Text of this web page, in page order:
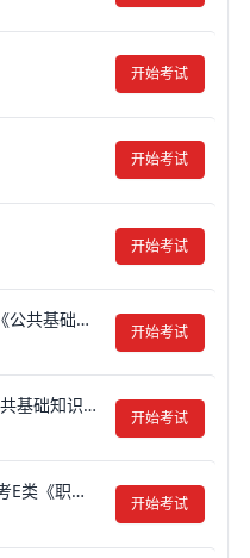
开始考试
开始考试
开始考试
2015年5月青海省省直事业单位《公共基础知识》真题试卷及答案【含解析】
开始考试
2014年青海省事业单位考试《公共基础知识》真题试卷及答案【含解析】
开始考试
2024年3月30日全国事业单位联考E类《职业能力倾向测验》真题试卷及答案【含解析】（黑龙江/辽宁/云南/海南/贵州/广西/重庆/天津/江西/山西/湖北/吉林/青海/宁夏/新疆/陕西/四川/安徽 ）
开始考试